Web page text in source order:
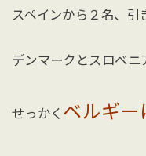
スペインから２名、引
デンマークとスロベニ
せっかく ベルギー